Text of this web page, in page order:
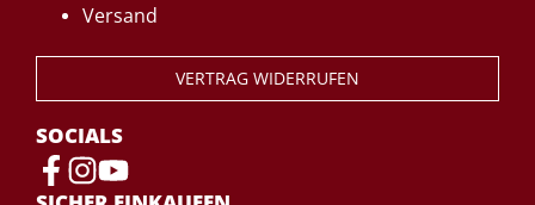
Versand
VERTRAG WIDERRUFEN
SOCIALS